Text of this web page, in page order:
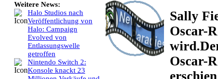
Weitere News:
Halo Studios nach
Veröffentlichung von
Halo: Campaign
Evolved von
Entlassungswelle
getroffen
Nintendo Switch 2:
Konsole knackt 23
Sally
Oscar-
Oscar-